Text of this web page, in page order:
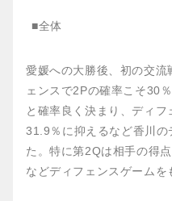
■全体
愛媛への大勝後、初の交流
ェンスで2Pの確率こそ30
と確率良く決まり、ディ
31.9％に抑えるなど香川の
た。特に第2Qは相手の得
などディフェンスゲームを